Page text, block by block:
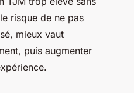
risque de ne pas
mieux vaut
puis augmenter